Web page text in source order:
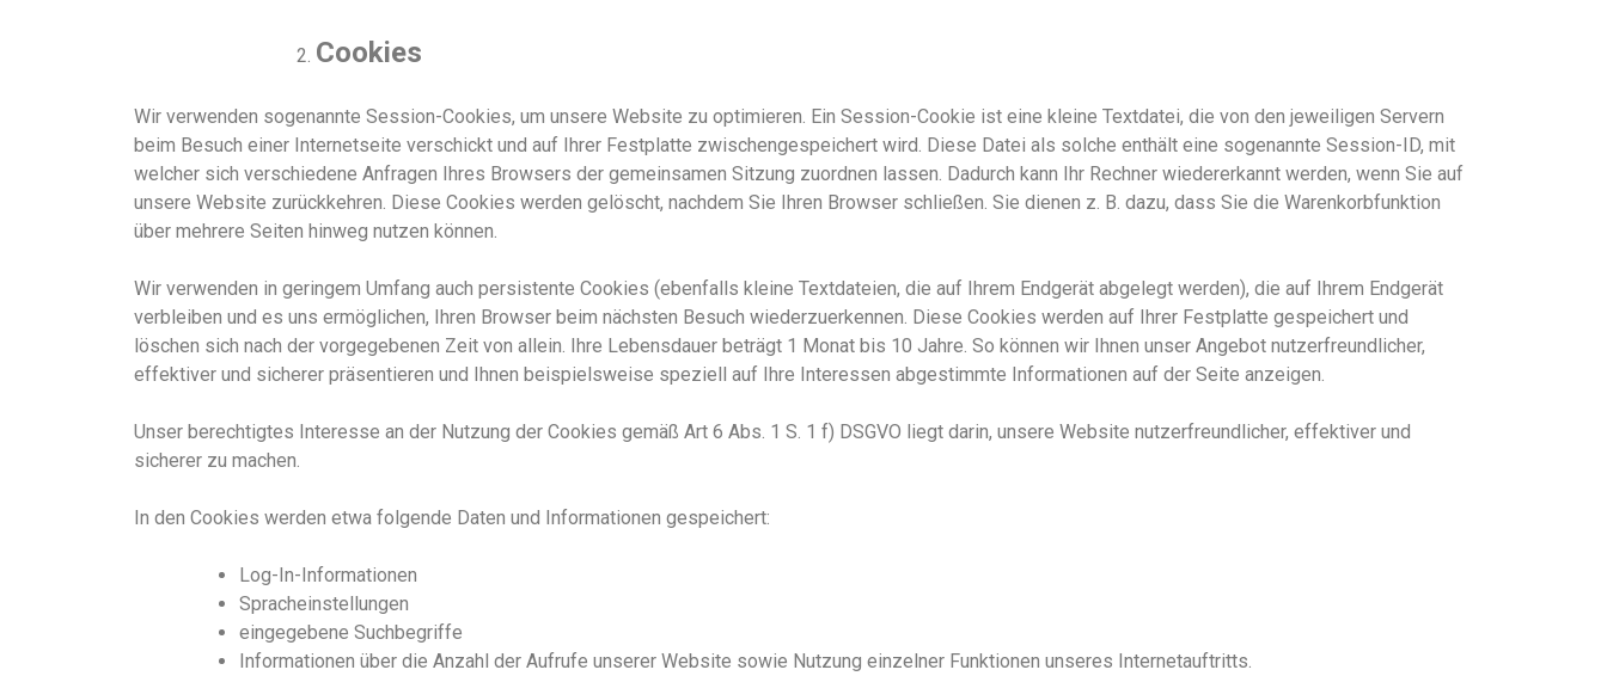
Cookies
Wir verwenden sogenannte Session-Cookies, um unsere Website zu optimieren. Ein Session-Cookie ist eine kleine Textdatei, die von den jeweiligen Servern
beim Besuch einer Internetseite verschickt und auf Ihrer Festplatte zwischengespeichert wird. Diese Datei als solche enthält eine sogenannte Session-ID, mit
welcher sich verschiedene Anfragen Ihres Browsers der gemeinsamen Sitzung zuordnen lassen. Dadurch kann Ihr Rechner wiedererkannt werden, wenn Sie auf
unsere Website zurückkehren. Diese Cookies werden gelöscht, nachdem Sie Ihren Browser schließen. Sie dienen z. B. dazu, dass Sie die Warenkorbfunktion
über mehrere Seiten hinweg nutzen können.
Wir verwenden in geringem Umfang auch persistente Cookies (ebenfalls kleine Textdateien, die auf Ihrem Endgerät abgelegt werden), die auf Ihrem Endgerät
verbleiben und es uns ermöglichen, Ihren Browser beim nächsten Besuch wiederzuerkennen. Diese Cookies werden auf Ihrer Festplatte gespeichert und
löschen sich nach der vorgegebenen Zeit von allein. Ihre Lebensdauer beträgt 1 Monat bis 10 Jahre So können wir Ihnen unser Angebot nutzerfreundlicher,
effektiver und sicherer präsentieren und Ihnen beispielsweise speziell auf Ihre Interessen abgestimmte Informationen auf der Seite anzeigen.
Unser berechtigtes Interesse an der Nutzung der Cookies gemäß Art 6 Abs. 1 S. 1 f) DSGVO liegt darin, unsere Website nutzerfreundlicher, effektiver und
sicherer zu machen.
In den Cookies werden etwa folgende Daten und Informationen gespeichert:
Log-In-Informationen
Spracheinstellungen
eingegebene Suchbegriffe
Informationen über die Anzahl der Aufrufe unserer Website sowie Nutzung einzelner Funktionen unseres Internetauftritts.